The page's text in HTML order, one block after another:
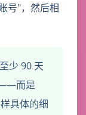
号"，然后相
少 90 天
而是
具体的细